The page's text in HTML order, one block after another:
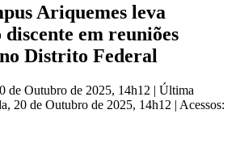
Ariquemes leva
em reuniões
Distrito Federal
de Outubro de 2025, 14h12 | Última
20 de Outubro de 2025, 14h12 | Acessos: